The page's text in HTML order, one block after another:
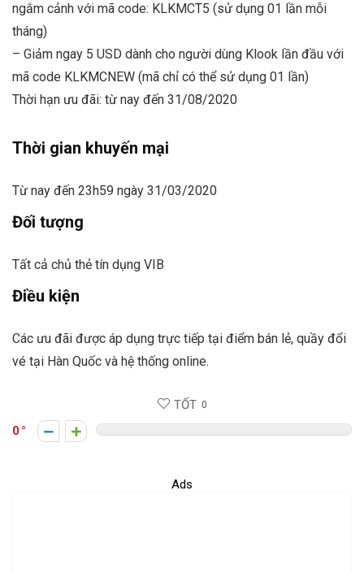
ngắm cảnh với mã code: KLKMCT5 (sử dụng 01 lần mỗi
tháng)
– Giảm ngay 5 USD dành cho người dùng Klook lần đầu với
mã code KLKMCNEW (mã chỉ có thể sử dụng 01 lần)
Thời hạn ưu đãi: từ nay đến 31/08/2020
Thời gian khuyến mại
Từ nay đến 23h59 ngày 31/03/2020
Đối tượng
Tất cả chủ thẻ tín dụng VIB
Điều kiện
Các ưu đãi được áp dụng trực tiếp tại điểm bán lẻ, quầy đổi
vé tại Hàn Quốc và hệ thống online.
TỐT 0
0
Ads